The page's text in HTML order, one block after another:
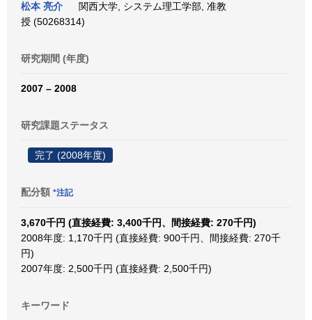
松本 亮介
関西大学, システム理工学部, 准教
授 (50268314)
研究期間 (年度)
2007 – 2008
研究課題ステータス
完了 (2008年度)
配分額 *注記
3,670千円 (直接経費: 3,400千円、間接経費: 270千円)
2008年度: 1,170千円 (直接経費: 900千円、間接経費: 270千
円)
2007年度: 2,500千円 (直接経費: 2,500千円)
キーワード